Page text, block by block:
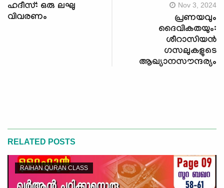
ഹദീസ്: ഒരു ലഘു
വിവരണം
Nov 3, 2024
പ്രണയവും
ദൈവികതയും:
ശീറാസിയന്‍
ഗസലുകളുടെ
ആഖ്യാനസൗന്ദര്യം
RELATED POSTS
RAIHAN QURAN CLASS